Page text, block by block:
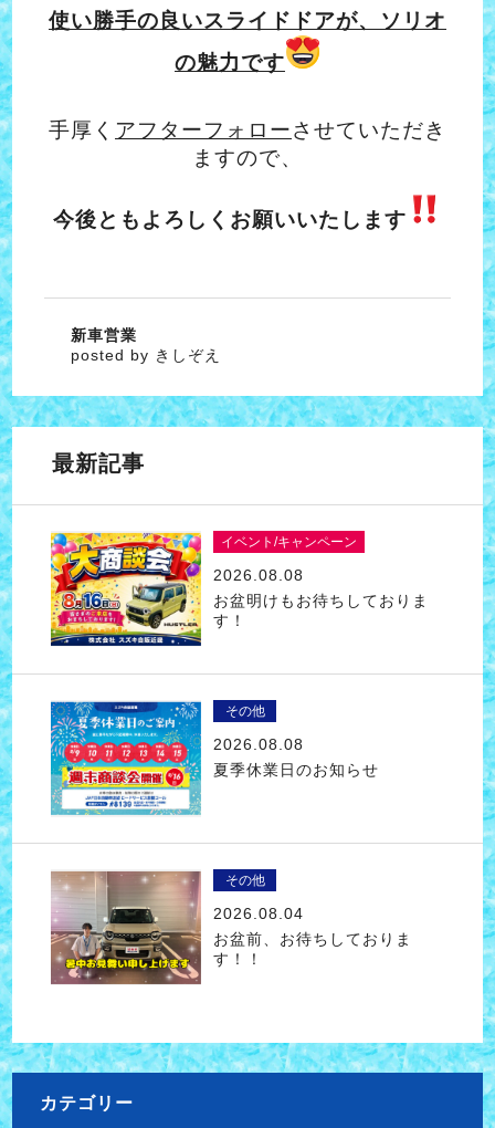
使い勝手の良いスライドドアが、ソリオ
の魅力です
手厚く アフターフォローさせていただき
ますので、
今後ともよろしくお願いいたします
新車営業
posted by きしぞえ
最新記事
イベント/キャンペーン
2026.08.08
お盆明けもお待ちしておりま
す！
その他
2026.08.08
夏季休業日のお知らせ
その他
2026.08.04
お盆前、お待ちしておりま
す！！
カテゴリー